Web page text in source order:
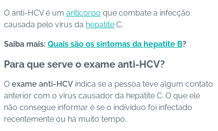
d
e
ú
e
A
B
O anti-HCV é um anticorpo que combate a infecção
causada pelo vírus da hepatite C.
Saiba mais: Quais são os sintomas da hepatite B?
Para que serve o exame anti-HCV?
O exame anti-HCV indica se a pessoa teve algum contato
anterior com o vírus causador da hepatite C. O que ele
não consegue informar é se o indivíduo foi infectado
recentemente ou há muito tempo.